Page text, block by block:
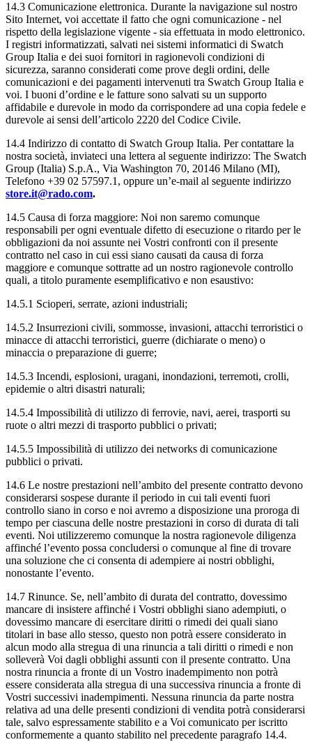
14.3 Comunicazione elettronica. Durante la navigazione sul nostro
Sito Internet, voi accettate il fatto che ogni comunicazione - nel
rispetto della legislazione vigente - sia effettuata in modo elettronico.
I registri informatizzati, salvati nei sistemi informatici di Swatch
Group Italia e dei suoi fornitori in ragionevoli condizioni di
sicurezza, saranno considerati come prove degli ordini, delle
comunicazioni e dei pagamenti intervenuti tra Swatch Group Italia e
voi. I buoni d’ordine e le fatture sono salvati su un supporto
affidabile e durevole in modo da corrispondere ad una copia fedele e
durevole ai sensi dell’articolo 2220 del Codice Civile.
14.4 Indirizzo di contatto di Swatch Group Italia. Per contattare la
nostra società, inviateci una lettera al seguente indirizzo: The Swatch
Group (Italia) S.p.A., Via Washington 70, 20146 Milano (MI),
Telefono +39 02 57597.1, oppure un’e-mail al seguente indirizzo
store.it@rado.com.
14.5 Causa di forza maggiore: Noi non saremo comunque
responsabili per ogni eventuale difetto di esecuzione o ritardo per le
obbligazioni da noi assunte nei Vostri confronti con il presente
contratto nel caso in cui essi siano causati da causa di forza
maggiore e comunque sottratte ad un nostro ragionevole controllo
quali, a titolo puramente esemplificativo e non esaustivo:
14.5.1 Scioperi, serrate, azioni industriali;
14.5.2 Insurrezioni civili, sommosse, invasioni, attacchi terroristici o
minacce di attacchi terroristici, guerre (dichiarate o meno) o
minaccia o preparazione di guerre;
14.5.3 Incendi, esplosioni, uragani, inondazioni, terremoti, crolli,
epidemie o altri disastri naturali;
14.5.4 Impossibilità di utilizzo di ferrovie, navi, aerei, trasporti su
ruote o altri mezzi di trasporto pubblici o privati;
14.5.5 Impossibilità di utilizzo dei networks di comunicazione
pubblici o privati.
14.6 Le nostre prestazioni nell’ambito del presente contratto devono
considerarsi sospese durante il periodo in cui tali eventi fuori
controllo siano in corso e noi avremo a disposizione una proroga di
tempo per ciascuna delle nostre prestazioni in corso di durata di tali
eventi. Noi utilizzeremo comunque la nostra ragionevole diligenza
affinché l’evento possa concludersi o comunque al fine di trovare
una soluzione che ci consenta di adempiere ai nostri obblighi,
nonostante l’evento.
14.7 Rinunce. Se, nell’ambito di durata del contratto, dovessimo
mancare di insistere affinché i Vostri obblighi siano adempiuti, o
dovessimo mancare di esercitare diritti o rimedi dei quali siano
titolari in base allo stesso, questo non potrà essere considerato in
alcun modo alla stregua di una rinuncia a tali diritti o rimedi e non
solleverà Voi dagli obblighi assunti con il presente contratto. Una
nostra rinuncia a fronte di un Vostro inadempimento non potrà
essere considerata alla stregua di una successiva rinuncia a fronte di
Vostri successivi inadempimenti. Nessuna rinuncia da parte nostra
relativa ad una delle presenti condizioni di vendita potrà considerarsi
tale, salvo espressamente stabilito e a Voi comunicato per iscritto
conformemente a quanto stabilito nel precedente paragrafo 14.4.